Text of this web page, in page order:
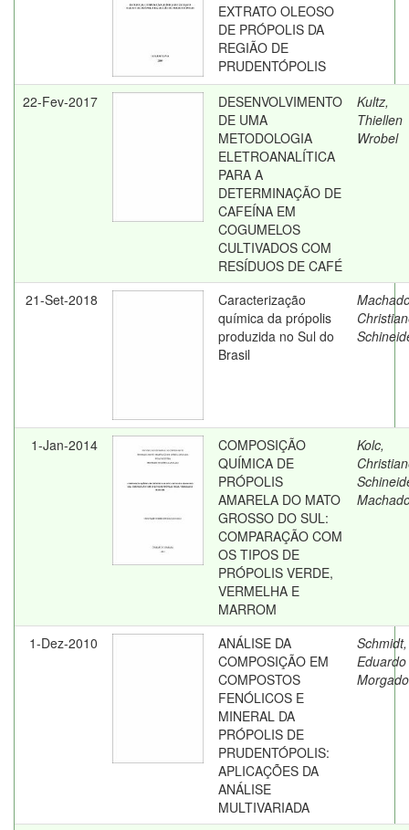
EXTRATO OLEOSO
DE PRÓPOLIS DA
REGIÃO DE
PRUDENTÓPOLIS
22-Fev-2017
DESENVOLVIMENTO
DE UMA
METODOLOGIA
ELETROANALÍTICA
PARA A
DETERMINAÇÃO DE
CAFEÍNA EM
COGUMELOS
CULTIVADOS COM
RESÍDUOS DE CAFÉ
Kultz,
Thiellen
Wrobel
21-Set-2018
Caracterização
química da própolis
produzida no Sul do
Brasil
1-Jan-2014
COMPOSIÇÃO
QUÍMICA DE
PRÓPOLIS
AMARELA DO MATO
GROSSO DO SUL:
COMPARAÇÃO COM
OS TIPOS DE
PRÓPOLIS VERDE,
VERMELHA E
MARROM
Kolc,
1-Dez-2010
ANÁLISE DA
COMPOSIÇÃO EM
COMPOSTOS
FENÓLICOS E
MINERAL DA
PRÓPOLIS DE
PRUDENTÓPOLIS:
APLICAÇÕES DA
ANÁLISE
MULTIVARIADA
Schmidt,
Eduardo
Morgado